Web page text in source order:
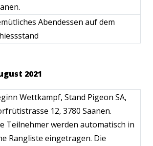
Abendessen auf dem
2021
Wettkampf, Stand Pigeon SA,
12, 3780 Saanen.
Teilnehmer werden automatisch in
Rangliste eingetragen. Die